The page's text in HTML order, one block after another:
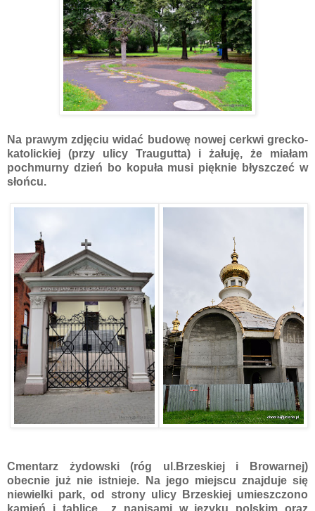
Na prawym zdjęciu widać budowę nowej cerkwi grecko-
katolickiej (przy ulicy Traugutta) i żałuję, że miałam
pochmurny dzień bo kopuła musi pięknie błyszczeć w
słońcu.
Cmentarz żydowski (róg ul.Brzeskiej i Browarnej)
obecnie już nie istnieje. Na jego miejscu znajduje się
niewielki park, od strony ulicy Brzeskiej umieszczono
kamień i tablicę z napisami w języku polskim oraz